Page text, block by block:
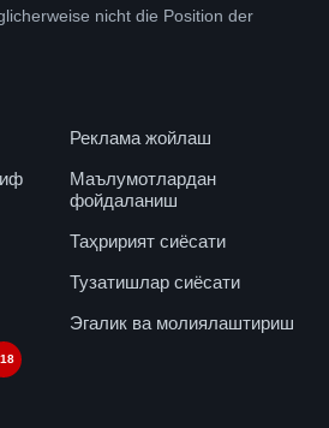
nicht die Position der
Реклама жойлаш
Маълумотлардан
фойдаланиш
Таҳририят сиёсати
Тузатишлар сиёсати
Эгалик ва молиялаштириш